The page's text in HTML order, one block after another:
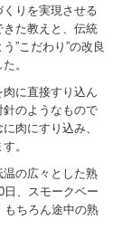
くりを実現させる
た教えと、伝統
”こだわり”の改良
。
に直接すり込ん
のようなもので
肉にすり込み、
。
の広々とした熟
日、スモークベー
もちろん途中の熟